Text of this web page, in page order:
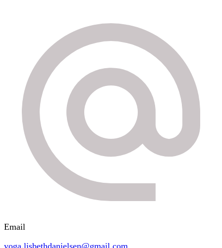
Email
yoga.lisbethdanielsen@gmail.com